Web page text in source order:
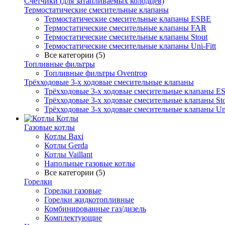
Термостатические смесительные клапаны
Термостатические смесительные клапаны ESBE
Термостатические смесительные клапаны FAR
Термостатические смесительные клапаны Stout
Термостатические смесительные клапаны Uni-Fitt
Все категории (5)
Топливные фильтры
Топливные фильтры Oventrop
Трёхходовые 3-х ходовые смесительные клапаны
Трёхходовые 3-х ходовые смесительные клапаны
Трёхходовые 3-х ходовые смесительные клапаны
Трёхходовые 3-х ходовые смесительные клапаны
Котлы
Газовые котлы
Котлы Baxi
Котлы Gerda
Котлы Vaillant
Напольные газовые котлы
Все категории (5)
Горелки
Горелки газовые
Горелки жидкотопливные
Комбинированные газ/дизель
Комплектующие